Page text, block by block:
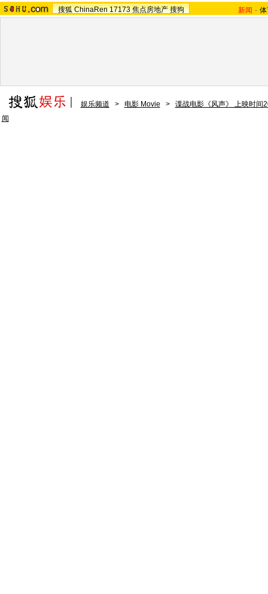
搜狐 ChinaRen 17173 焦点房地产 搜狗 新闻 -
娱乐频道 > 电影 Movie >
谍战电影《风声》 上映时间
闻